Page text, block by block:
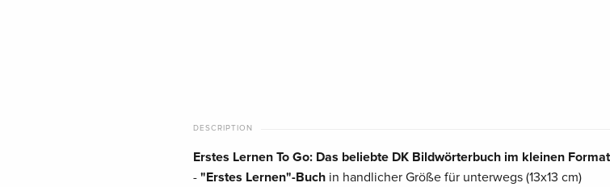
DESCRIPTION
Erstes Lernen To Go: Das beliebte DK Bildwörterbuch im kleinen Format
- "Erstes Lernen"-Buchin handlicher Größe für unterwegs (13x13 cm)